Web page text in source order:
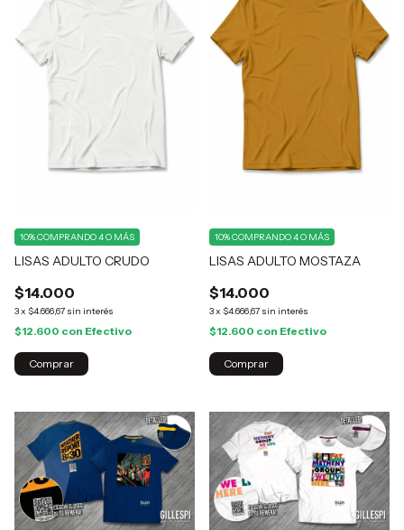
LISAS ADULTO CRUDO
$14.000
3x $4.666,67 sin interés
10%COMPRANDO 4 O MÁS
$12.600 con Efectivo
Comprar
LISAS ADULTO MOSTAZA
$14.000
3x $4.666,67 sin interés
10%COMPRANDO 4 O MÁS
$12.600 con Efectivo
Comprar